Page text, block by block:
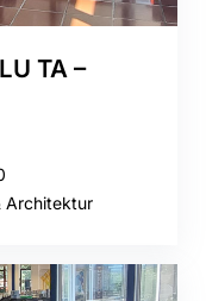
TA –
Architektur